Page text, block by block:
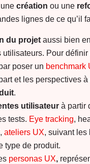
création ou une
lignes de ce qu’il
du projet aussi bien
utilisateurs. Pour
poser un benchmark
et les perspectives
.
utilisateur à partir
tests. Eye tracking,
, ateliers UX, suivant les
type de produit.
personas UX,